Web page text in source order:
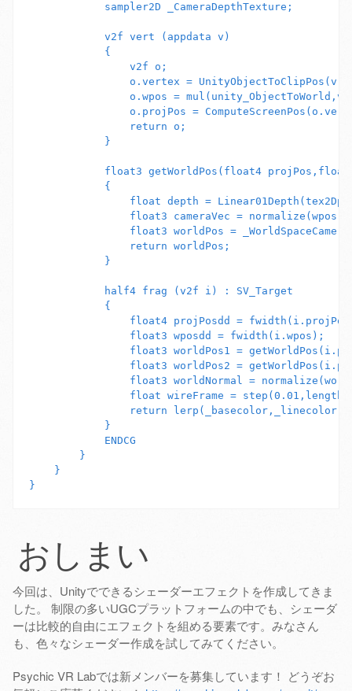
            sampler2D _CameraDepthTexture;
            v2f vert (appdata v)
            {
                v2f o;
o.vertex =
o.wpos =
o.projPos =
                return o;
            }
float3 getWorldPos(float4
            {
float depth =
float3 cameraVec = normalize(wpos-
float3 worldPos =
                return worldPos;
            }
            half4 frag (v2f i) : SV_Target
            {
float4 projPosdd =
                float3 wposdd = fwidth(i.wpos);
float3 worldPos1 =
float3 worldPos2 =
float3 worldNormal =
float wireFrame =
return
            }
            ENDCG
        }
    }
おしまい
今回は、Unityでできるシェーダーエフェクトを作成してきま
した。 制限の多いUGCプラットフォームの中でも、シェーダ
ーは比較的自由にエフェクトを組める要素です。みなさん
も、色々なシェーダー作成を試してみてください。
Psychic VR Labでは新メンバーを募集しています！ どうぞお